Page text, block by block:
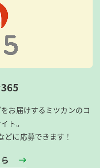
お届けするミツカンのコ
ト。
に応募できます！